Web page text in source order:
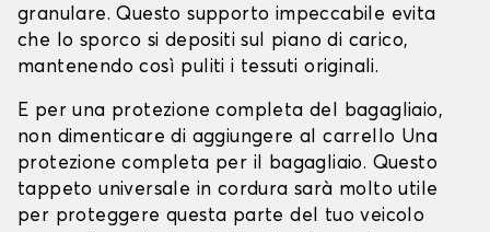
granulare. Questo supporto impeccabile evita
che lo sporco si depositi sul piano di carico,
mantenendo così puliti i tessuti originali.
E per una protezione completa del bagagliaio,
non dimenticare di aggiungere al carrello Una
protezione completa per il bagagliaio. Questo
tappeto universale in cordura sarà molto utile
per proteggere questa parte del tuo veicolo